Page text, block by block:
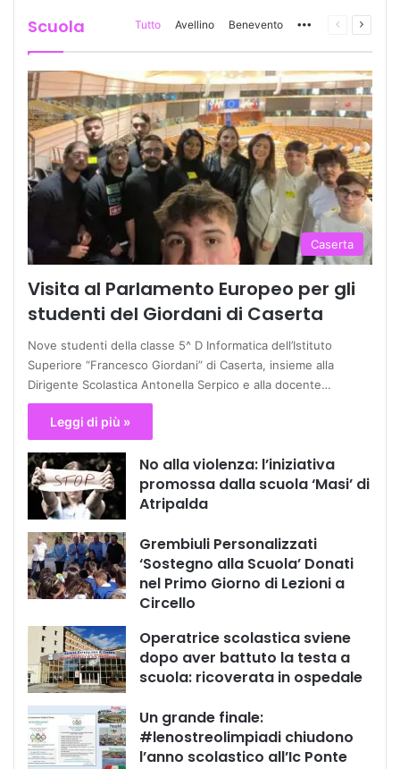
Scuola Tutto Avellino Benevento More Pagina
Caserta
Visita al Parlamento Europeo per gli
studenti del Giordani di Caserta
Nove studenti della classe 5^ D Informatica dell’Istituto
Superiore “Francesco Giordani” di Caserta, insieme alla
Dirigente Scolastica Antonella Serpico e alla docente…
Leggi di più »
No alla violenza: l’iniziativa
promossa dalla scuola ‘Masi’ di
Atripalda
Grembiuli Personalizzati
‘Sostegno alla Scuola’ Donati
nel Primo Giorno di Lezioni a
Circello
Operatrice scolastica sviene
dopo aver battuto la testa a
scuola: ricoverata in ospedale
Un grande finale:
#lenostreolimpiadi chiudono
l’anno scolastico all’Ic Ponte